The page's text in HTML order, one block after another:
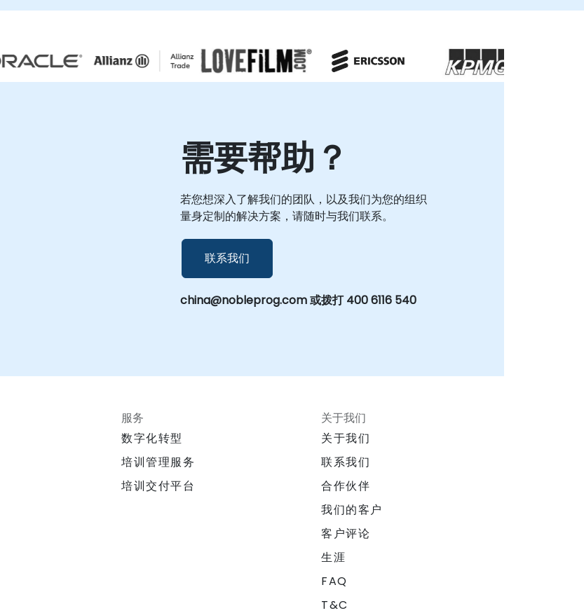
力于解决您独特的GitLab挑战，并加速您的软件交
付生命周期。 NobleProg -- 您的本地咨询合作伙
伴
需要帮助？
若您想深入了解我们的团队，以及我们为您的组织
量身定制的解决方案，请随时与我们联系。
联系我们
china@nobleprog.com 或拨打 400 6116 540
服务
数字化转型
培训管理服务
培训交付平台
关于我们
关于我们
联系我们
合作伙伴
我们的客户
客户评论
生涯
FAQ
T&C